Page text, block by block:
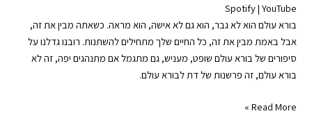
Amazon
Spotify
YouTube
RSS FEED
SHARE
LINK
EMBED
Spotify| YouTube
בורא עולם הוא לא גבר, הוא גם לא אישה, הוא מראה. כשאתה מבין את זה,
אבל באמת מבין את זה, כל החיים שלך מתחילים להשתנות. רובנו גדלנו על
סיפורים של בורא עולם שופט, מעניש, גם מתגמל אם מתנהגים יפה, זה לא
בורא עולם, זה פרשנות של דת לבורא עולם.
הרצאת
Read More »